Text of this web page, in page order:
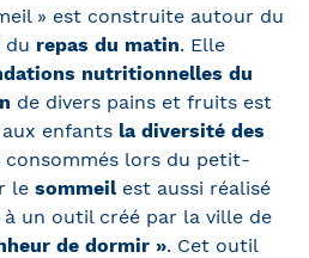
» est construite autour du
du repas du matin. Elle
nutritionnelles du
de divers pains et fruits est
enfants la diversité des
consommés lors du petit-
le sommeil est aussi réalisé
à un outil créé par la ville de
de dormir ». Cet outil